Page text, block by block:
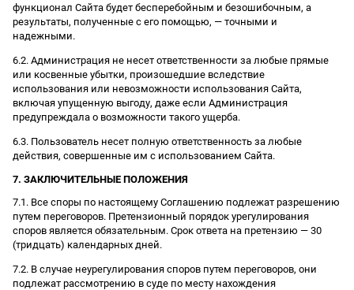
функционал Сайта будет бесперебойным и безошибочным, а
результаты, полученные с его помощью, — точными и
надежными.
6.2. Администрация не несет ответственности за любые прямые
или косвенные убытки, произошедшие вследствие
использования или невозможности использования Сайта,
включая упущенную выгоду, даже если Администрация
предупреждала о возможности такого ущерба.
6.3. Пользователь несет полную ответственность за любые
действия, совершенные им с использованием Сайта.
7. ЗАКЛЮЧИТЕЛЬНЫЕ ПОЛОЖЕНИЯ
7.1. Все споры по настоящему Соглашению подлежат разрешению
путем переговоров. Претензионный порядок урегулирования
споров является обязательным. Срок ответа на претензию — 30
(тридцать) календарных дней.
7.2. В случае неурегулирования споров путем переговоров, они
подлежат рассмотрению в суде по месту нахождения